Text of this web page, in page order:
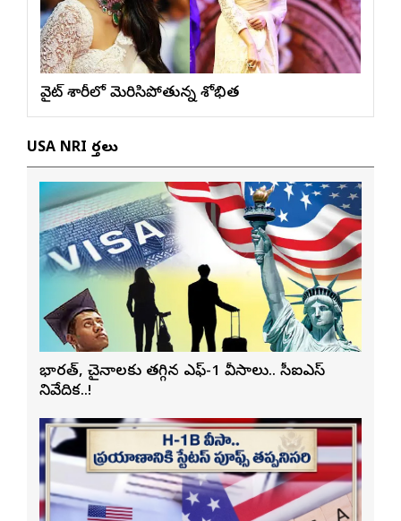
వైట్ శారీలో మెరిసిపోతున్న శోభిత
USA NRI వార్తలు
భారత్, చైనాలకు తగ్గిన ఎఫ్-1 వీసాలు.. సీఐఎస్
నివేదిక..!